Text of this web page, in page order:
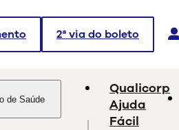
2ª via do boleto
de Saúde
Qualicorp
Ajuda
Fácil